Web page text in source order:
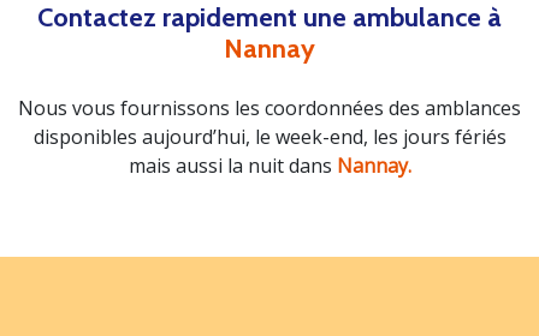
Contactez rapidement une ambulance à
Nannay
Nous vous fournissons les coordonnées des amblances
disponibles aujourd’hui, le week-end, les jours fériés
mais aussi la nuit dans Nannay.